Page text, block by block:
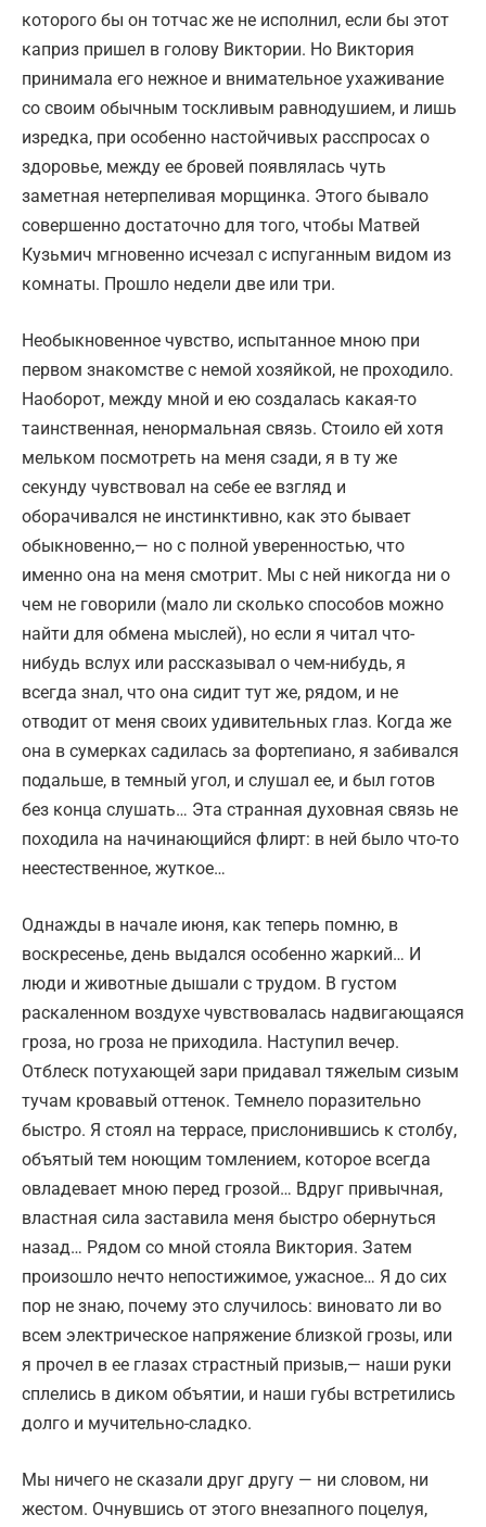
которого бы он тотчас же не исполнил, если бы этот
каприз пришел в голову Виктории. Но Виктория
принимала его нежное и внимательное ухаживание
со своим обычным тоскливым равнодушием, и лишь
изредка, при особенно настойчивых расспросах о
здоровье, между ее бровей появлялась чуть
заметная нетерпеливая морщинка. Этого бывало
совершенно достаточно для того, чтобы Матвей
Кузьмич мгновенно исчезал с испуганным видом из
комнаты. Прошло недели две или три.
Необыкновенное чувство, испытанное мною при
первом знакомстве с немой хозяйкой, не проходило.
Наоборот, между мной и ею создалась какая-то
таинственная, ненормальная связь. Стоило ей хотя
мельком посмотреть на меня сзади, я в ту же
секунду чувствовал на себе ее взгляд и
оборачивался не инстинктивно, как это бывает
обыкновенно,— но с полной уверенностью, что
именно она на меня смотрит. Мы с ней никогда ни о
чем не говорили (мало ли сколько способов можно
найти для обмена мыслей), но если я читал что-
нибудь вслух или рассказывал о чем-нибудь, я
всегда знал, что она сидит тут же, рядом, и не
отводит от меня своих удивительных глаз. Когда же
она в сумерках садилась за фортепиано, я забивался
подальше, в темный угол, и слушал ее, и был готов
без конца слушать… Эта странная духовная связь не
походила на начинающийся флирт: в ней было что-то
неестественное, жуткое…
Однажды в начале июня, как теперь помню, в
воскресенье, день выдался особенно жаркий… И
люди и животные дышали с трудом. В густом
раскаленном воздухе чувствовалась надвигающаяся
гроза, но гроза не приходила. Наступил вечер.
Отблеск потухающей зари придавал тяжелым сизым
тучам кровавый оттенок. Темнело поразительно
быстро. Я стоял на террасе, прислонившись к столбу,
объятый тем ноющим томлением, которое всегда
овладевает мною перед грозой… Вдруг привычная,
властная сила заставила меня быстро обернуться
назад… Рядом со мной стояла Виктория. Затем
произошло нечто непостижимое, ужасное… Я до сих
пор не знаю, почему это случилось: виновато ли во
всем электрическое напряжение близкой грозы, или
я прочел в ее глазах страстный призыв,— наши руки
сплелись в диком объятии, и наши губы встретились
долго и мучительно-сладко.
Мы ничего не сказали друг другу — ни словом, ни
жестом. Очнувшись от этого внезапного поцелуя,